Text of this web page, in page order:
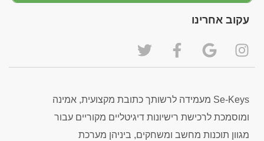
עקוב אחרינו
Se-Keys מעמידה לרשותך כתובת מקצועית, אמינה
ומוסמכת לרכישת רישיונות דיגיטליים מקוריים עבור
מגוון תוכנות מחשב ומשחקים, ביניהן מערכת